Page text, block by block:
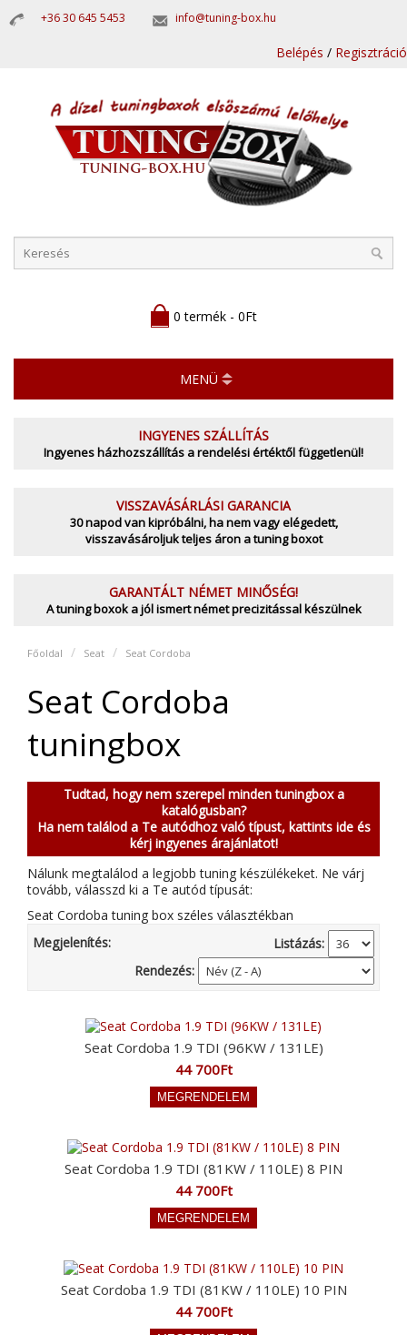
+36 30 645 5453 info@tuning-box.hu
Belépés / Regisztráció
0 termék - 0Ft
MENÜ
INGYENES SZÁLLÍTÁS
Ingyenes házhozszállítás a rendelési értéktől függetlenül!
VISSZAVÁSÁRLÁSI GARANCIA
30 napod van kipróbálni, ha nem vagy elégedett,
visszavásároljuk teljes áron a tuning boxot
GARANTÁLT NÉMET MINŐSÉG!
A tuning boxok a jól ismert német precizitással készülnek
Főoldal Seat Seat Cordoba
Seat Cordoba
tuningbox
Tudtad, hogy nem szerepel minden tuningbox a
katalógusban?
Ha nem találod a Te autódhoz való típust, kattints ide és
kérj ingyenes árajánlatot!
Nálunk megtalálod a legjobb tuning készülékeket. Ne várj
tovább, válasszd ki a Te autód típusát:
Seat Cordoba tuning box széles választékban
Megjelenítés:
Listázás:
Rendezés:
Seat Cordoba 1.9 TDI (96KW / 131LE)
44 700Ft
Seat Cordoba 1.9 TDI (81KW / 110LE) 8 PIN
44 700Ft
Seat Cordoba 1.9 TDI (81KW / 110LE) 10 PIN
44 700Ft